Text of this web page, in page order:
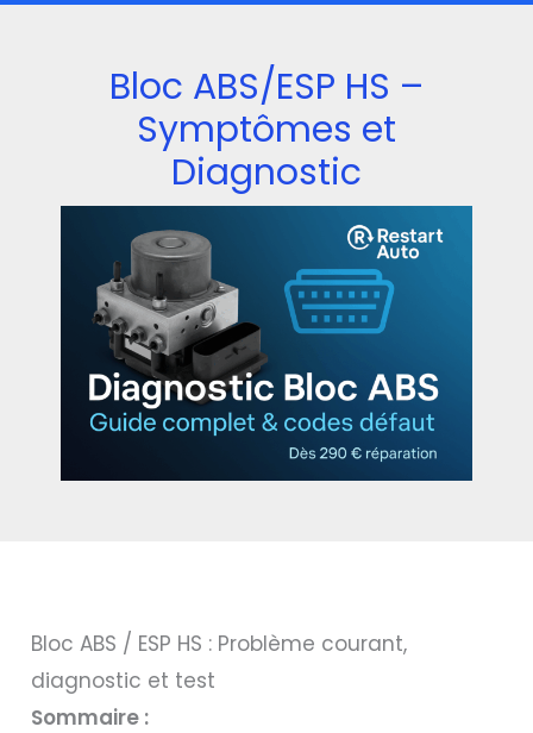
Bloc ABS/ESP HS –
Symptômes et
Diagnostic
Bloc ABS / ESP HS : Problème courant,
diagnostic et test
Sommaire :